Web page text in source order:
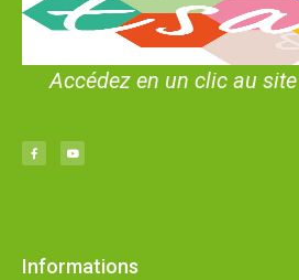
Accédez en un clic au
Informations